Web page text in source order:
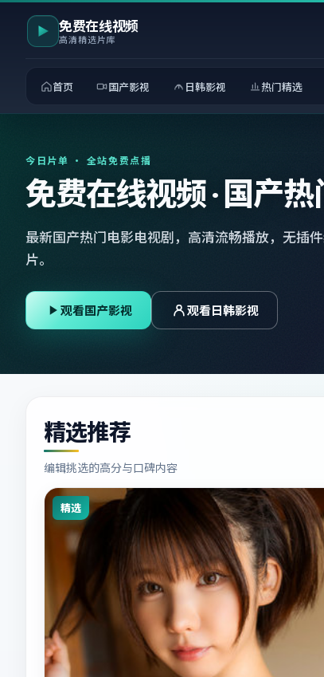
免费在线视频
高清精选片库
首页 国产影视 日韩影视 热门精选
今日片单 · 全站免费点播
免费在线视频 · 国产
最新国产热门电影电视剧，高清流畅播放，无插
片。
观看国产影视 观看日韩影视
精选推荐
编辑挑选的高分与口碑内容
精选